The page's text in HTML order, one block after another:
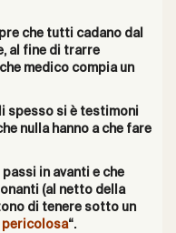
che tutti cadano dal
al fine di trarre
medico compia un
spesso si è testimoni
nulla hanno a che fare
in avanti e che
(al netto della
di tenere sotto un
“.